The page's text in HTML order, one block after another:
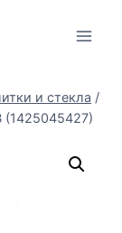
и стекла /
(1425045427)